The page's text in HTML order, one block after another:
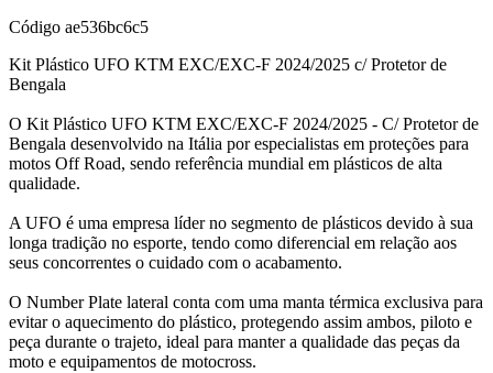
Código ae536bc6c5
Kit Plástico UFO KTM EXC/EXC-F 2024/2025 c/ Protetor de
Bengala
O Kit Plástico UFO KTM EXC/EXC-F 2024/2025 - C/ Protetor de
Bengala desenvolvido na Itália por especialistas em proteções para
motos Off Road, sendo referência mundial em plásticos de alta
qualidade.
A UFO é uma empresa líder no segmento de plásticos devido à sua
longa tradição no esporte, tendo como diferencial em relação aos
seus concorrentes o cuidado com o acabamento.
O Number Plate lateral conta com uma manta térmica exclusiva para
evitar o aquecimento do plástico, protegendo assim ambos, piloto e
peça durante o trajeto, ideal para manter a qualidade das peças da
moto e equipamentos de motocross.